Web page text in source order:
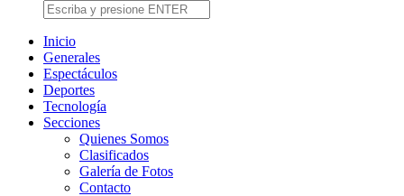
Inicio
Generales
Espectáculos
Deportes
Tecnologí­a
Secciones
Quienes Somos
Clasificados
Galería de Fotos
Contacto